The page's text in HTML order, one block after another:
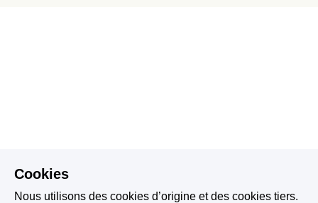
Cookies
Nous utilisons des cookies d’origine et des cookies tiers.